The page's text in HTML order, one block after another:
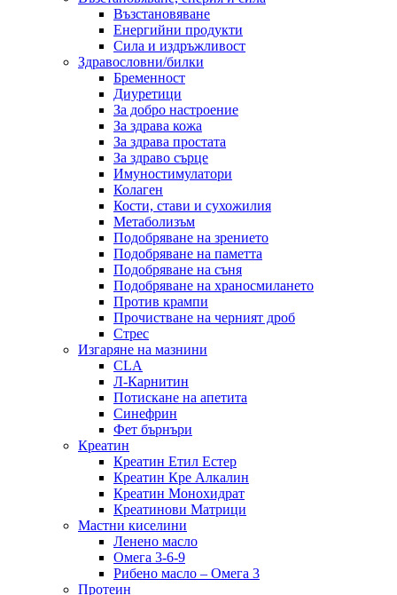
Възстановяване
Енергийни продукти
Сила и издръжливост
Здравословни/билки
Бременност
Диуретици
За добро настроение
За здрава кожа
За здрава простата
За здраво сърце
Имуностимулатори
Колаген
Кости, стави и сухожилия
Метаболизъм
Подобряване на зрението
Подобряване на паметта
Подобряване на съня
Подобряване на храносмилането
Против крампи
Прочистване на черният дроб
Стрес
Изгаряне на мазнини
CLA
Л-Карнитин
Потискане на апетита
Синефрин
Фет бърнъри
Креатин
Креатин Етил Естер
Креатин Кре Алкалин
Креатин Монохидрат
Креатинови Матрици
Мастни киселини
Ленено масло
Омега 3-6-9
Рибено масло – Омега 3
Протеин